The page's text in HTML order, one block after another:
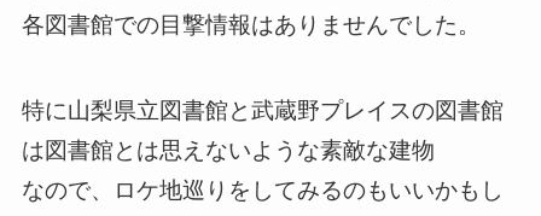
各図書館での目撃情報はありませんでした。
特に山梨県立図書館と武蔵野プレイスの図書館
は図書館とは思えないような素敵な建物
なので、ロケ地巡りをしてみるのもいいかもし